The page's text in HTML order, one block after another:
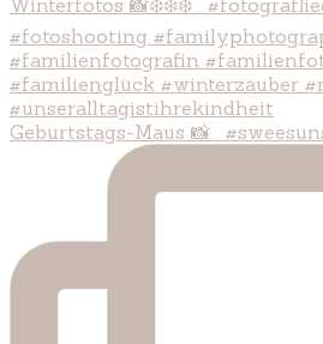
Geburtstags-Maus 📸 .